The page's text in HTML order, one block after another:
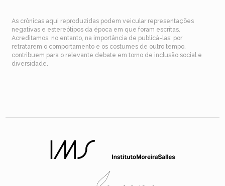
As crônicas aqui reproduzidas podem veicular representações
negativas e estereótipos da época em que foram escritas.
Acreditamos, no entanto, na importância de publicá-las: por
retratarem o comportamento e os costumes de outro tempo,
contribuem para o relevante debate em torno de inclusão social e
diversidade.